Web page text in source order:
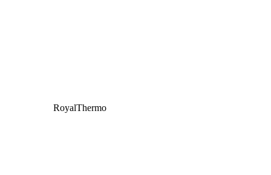
RoyalThermo